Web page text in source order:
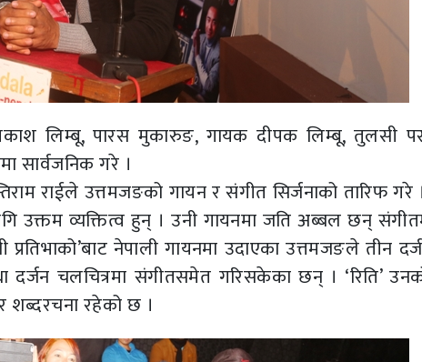
लिम्बू, पारस मुकारुङ, गायक दीपक लिम्बू, तुलसी
गरे ।
राईले उत्तमजङको गायन र संगीत सिर्जनाको तारिफ
उक्तम व्यक्तित्व हुन् । उनी गायनमा जति अब्बल छन्
प्रतिभाको’बाट नेपाली गायनमा उदाएका उत्तमजङले तीन
चलचित्रमा संगीतसमेत गरिसकेका छन् । ‘रिति’
शब्दरचना रहेको छ ।